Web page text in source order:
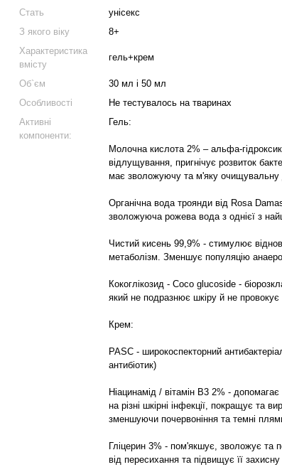
Стать
унісекс
З якого віку
8+
Характеристика
вмісту
гель+крем
Об`єм
30 мл і 50 мл
Особливості
Не тестувалось на тваринах
Активні
компоненти:
Гель:
Молочна кислота 2% – альфа-
відлущування, пригнічує розвиток
має зволожуючу та м'яку очищувальну
Органічна вода троянди від Rosa
зволожуюча рожева вода з однієї з
Чистий кисень 99,9% - стимулює
метаболізм. Зменшує популяцію
Кокоглікозид - Coco glucoside -
який не подразнює шкіру й не провокує
Крем:
PASC - широкоспекторний
антибіотик)
Ніацинамід / вітамін В3 2% -
на різні шкірні інфекції, покращує та
зменшуючи почервоніння та темні
Гліцерин 3% - пом'якшує, зволожує та
від пересихання та підвищує її